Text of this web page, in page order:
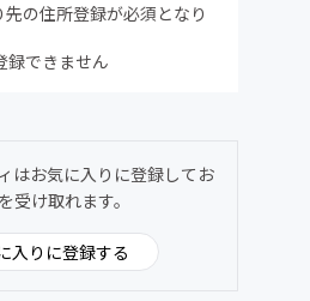
の住所登録が必須となり
できません
はお気に入りに登録してお
受け取れます。
入りに登録する